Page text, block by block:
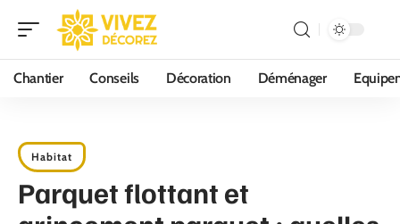
Chantier Conseils Décoration Déménager
Habitat
Parquet flottant et